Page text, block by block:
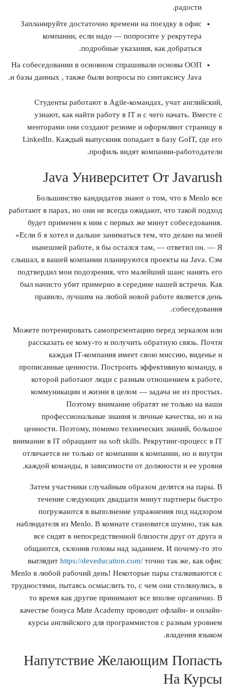
радости.
Запланируйте достаточно времени на поездку в офис
компании, если надо — попросите у рекрутера
подробные указания, как добраться.
На собеседовании в основном спрашивали основы ООП
и базы данных , также были вопросы по синтаксису Java.
Студенты работают в Agile-командах, учат английский,
узнают, как найти работу в ІТ и с чего начать. Вместе с
менторами они создают резюме и оформляют страницу в
LinkedIn. Каждый выпускник попадает в базу GoIT, где его
профиль видят компании-работодатели.
Java Университет От Javarush
Большинство кандидатов знают о том, что в Menlo все
работают в парах, но они не всегда ожидают, что такой подход
будет применен к ним с первых же минут собеседования.
«Если б я хотел и дальше заниматься тем, что делаю на моей
нынешней работе, я бы остался там, — ответил он. — Я
слышал, в вашей компании планируются проекты на Java. Сэм
подтвердил мои подозрения, что малейший шанс нанять его
был начисто убит примерно в середине нашей встречи. Как
правило, лучшим на любой новой работе является день
собеседования.
Можете потренировать самопрезентацию перед зеркалом или
рассказать ее кому-то и получить обратную связь. Почти
каждая IТ-компания имеет свою миссию, виденье и
прописанные ценности. Построить эффективную команду, в
которой работают люди с разным отношением к работе,
коммуникации и жизни в целом — задача не из простых.
Поэтому внимание обратят не только на ваши
профессиональные знания и личные качества, но и на
ценности. Поэтому, помимо технических знаний, большое
внимание в IТ обращают на soft skills. Рекрутинг-процесс в IT
отличается не только от компании к компании, но и внутри
каждой команды, в зависимости от должности и ее уровня.
Затем участники случайным образом делятся на пары. В
течение следующих двадцати минут партнеры быстро
погружаются в выполнение упражнения под надзором
наблюдателя из Menlo. В комнате становится шумно, так как
все сидят в непосредственной близости друг от друга и
общаются, склонив головы над заданием. И почему-то это
выглядит https://deveducation.com/ точно так же, как офис
Menlo в любой рабочий день! Некоторые пары сталкиваются с
трудностями, пытаясь осмыслить то, с чем они столкнулись, в
то время как другие принимают все вполне органично. В
качестве бонуса Mate Academy проводит офлайн- и онлайн-
курсы английского для программистов с разным уровнем
владения языком.
Напутствие Желающим Попасть
На Курсы